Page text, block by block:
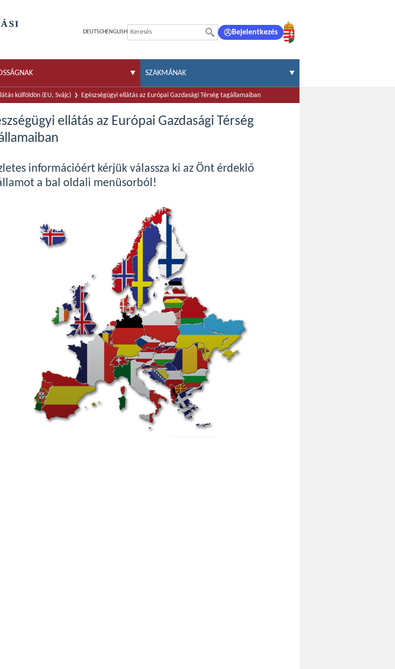
DEUTSCH ENGLISH Bejelentkezés
SZAKMÁNAK
külföldön (EU, Svájc) Egészségügyi ellátás az Európai Gazdasági Térség tagállamaiban
ellátás az Európai Gazdasági Térség
információért kérjük válassza ki az Önt érdeklő
a bal oldali menüsorból!